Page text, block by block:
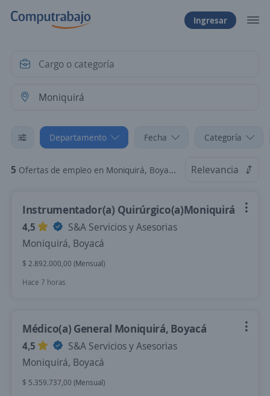
Ingresar
Departamento Fecha Categoría
5 Ofertas de empleo en Moniquirá, Boyacá Relevancia
Instrumentador(a) Quirúrgico(a)Moniquirá
4,5
S&A Servicios y Asesorias
Moniquirá, Boyacá
$ 2.892.000,00 (Mensual)
Hace 7 horas
Médico(a) General Moniquirá, Boyacá
4,5
S&A Servicios y Asesorias
Moniquirá, Boyacá
$ 5.359.737,00 (Mensual)